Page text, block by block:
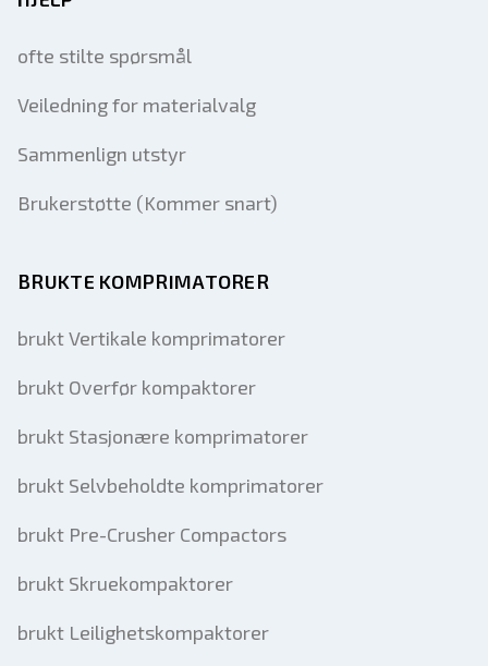
ofte stilte spørsmål
Veiledning for materialvalg
Sammenlign utstyr
Brukerstøtte (Kommer snart)
BRUKTE KOMPRIMATORER
brukt Vertikale komprimatorer
brukt Overfør kompaktorer
brukt Stasjonære komprimatorer
brukt Selvbeholdte komprimatorer
brukt Pre-Crusher Compactors
brukt Skruekompaktorer
brukt Leilighetskompaktorer